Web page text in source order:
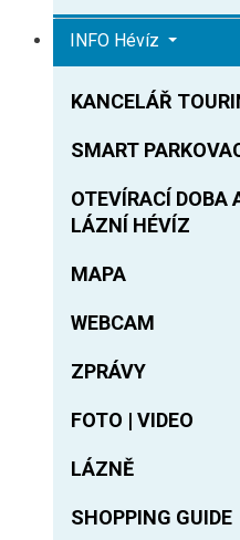
INFO Hévíz
KANCELÁŘ
SMART
OTEVÍRACÍ DOBA
LÁZNÍ HÉVÍZ
MAPA
WEBCAM
ZPRÁVY
FOTO | VIDEO
LÁZNĚ
SHOPPING GUIDE